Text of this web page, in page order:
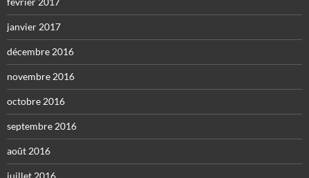
janvier 2017
décembre 2016
novembre 2016
octobre 2016
septembre 2016
août 2016
juillet 2016